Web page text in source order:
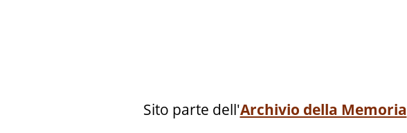
Sito parte dell'Archivio della Memoria